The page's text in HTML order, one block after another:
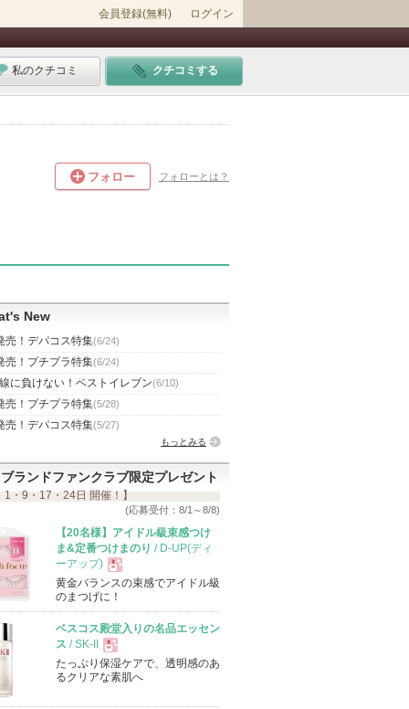
会員登録(無料) ログイン
私のクチコミ クチコミする
フォロー フォローとは？
New
売！デパコス特集(6/24)
売！プチプラ特集(6/24)
に負けない！ベストイレブン(6/10)
売！プチプラ特集(5/28)
売！デパコス特集(5/27)
もっとみる
ブランドファンクラブ限定プレゼント
1・9・17・24日 開催！】
(応募受付：8/1～8/8)
【20名様】アイドル級束感つけ
ま&定番つけまのり / D-UP(ディ
ーアップ)
現
品
黄金バランスの束感でアイドル級
のまつげに！
ベスコス殿堂入りの名品エッセン
ス / SK-II
現
たっぷり保湿ケアで、透明感のあ
るクリアな素肌へ